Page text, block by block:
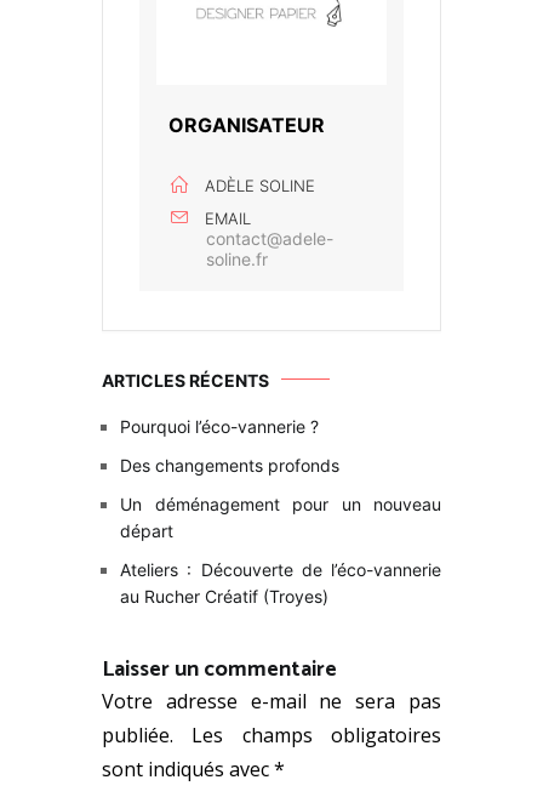
ORGANISATEUR
ADÈLE SOLINE
EMAIL
contact@adele-
soline.fr
ARTICLES RÉCENTS
Pourquoi l’éco-vannerie ?
Des changements profonds
Un déménagement pour un nouveau
départ
Ateliers : Découverte de l’éco-vannerie
au Rucher Créatif (Troyes)
Laisser un commentaire
Votre adresse e-mail ne sera pas
publiée.
Les champs obligatoires
sont indiqués avec*